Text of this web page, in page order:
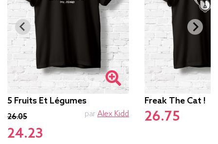
5 Fruits Et Légumes
26.05
24.23
par Alex Kidd
Freak The Cat !
26.75